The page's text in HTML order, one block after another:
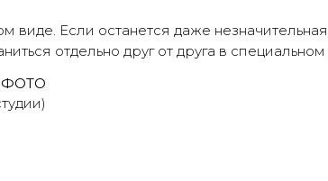
виде. Если останется даже
отдельно друг от друга в